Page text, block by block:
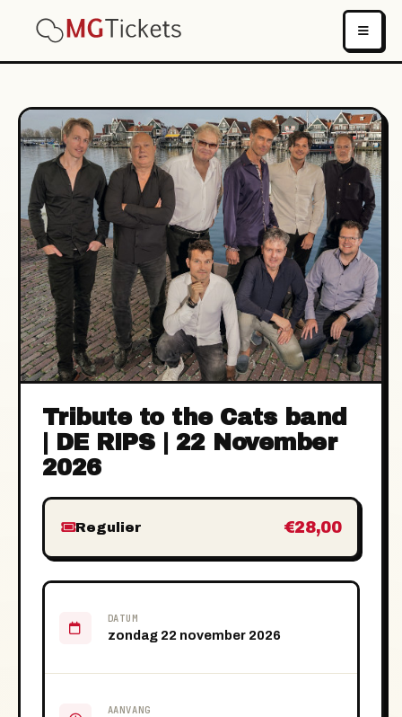
Tribute to the Cats band
| DE RIPS | 22 November
2026
Regulier €28,00
DATUM
zondag 22 november 2026
AANVANG